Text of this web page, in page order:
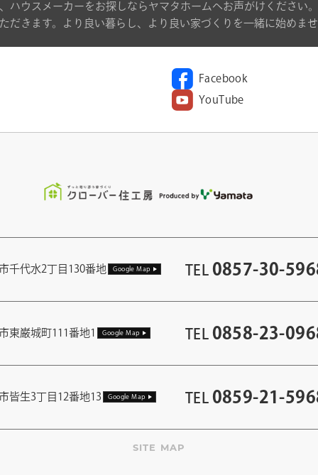
ハウスメーカーをお探しならヤマタホームへお声がけください
だきます。より良い暮らし、より良い家づくりを一緒に始めま
Facebook
YouTube
千代水2丁目130番地 Google Map TEL 0857-30-
東巌城町111番地1 Google Map TEL 0858-23-
皆生3丁目12番地13 Google Map TEL 0859-21-
SITE MAP